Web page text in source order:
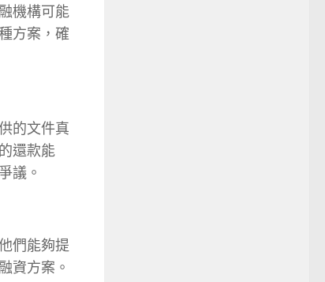
機構可能
方案，確
的文件真
還款能
議。
們能夠提
資方案。